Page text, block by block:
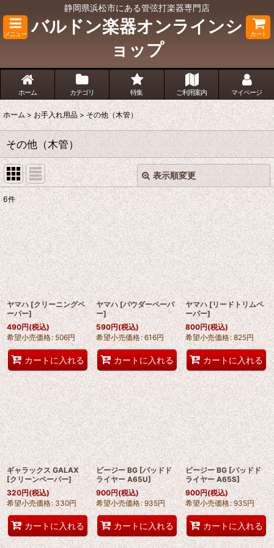
静岡県浜松市にある管弦打楽器専門店
メニュー
バルドン楽器オンラインシ
ョップ
カート
ホーム カテゴリ 特集 ご利用案内 マイページ
ホーム > お手入れ用品 > その他（木管）
その他（木管）
表示順変更
表示数:
並び順:
絞り込む
閉じる
6件
ヤマハ [クリーニングペ
ーパー]
490円(税込)
希望小売価格: 506円
カートに入れる
ヤマハ [パウダーペーパ
ー]
590円(税込)
希望小売価格: 616円
カートに入れる
ヤマハ [リードトリムペ
ーパー]
800円(税込)
希望小売価格: 825円
カートに入れる
ギャラックス GALAX
[クリーンペーパー]
320円(税込)
希望小売価格: 330円
カートに入れる
ビージー BG [パッドド
ライヤー A65U]
900円(税込)
希望小売価格: 935円
カートに入れる
ビージー BG [パッドド
ライヤー A65S]
900円(税込)
希望小売価格: 935円
カートに入れる